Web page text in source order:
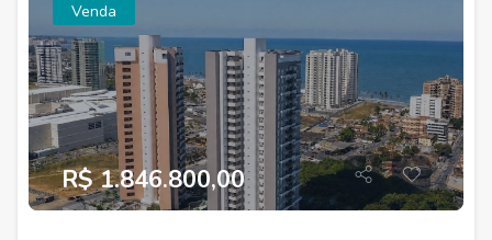
Venda
R$ 1.846.800,00